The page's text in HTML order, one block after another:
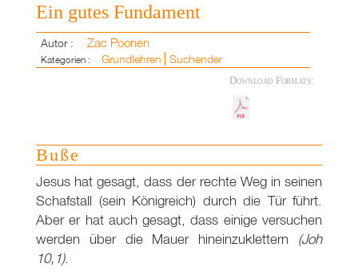
Ein gutes Fundament
Autor : Zac Poonen
Kategorien : Grundlehren Suchender
Download Formats:
Buße
Jesus hat gesagt, dass der rechte Weg in seinen
Schafstall (sein Königreich) durch die Tür führt.
Aber er hat auch gesagt, dass einige versuchen
werden über die Mauer hineinzuklettern (Joh
10,1).